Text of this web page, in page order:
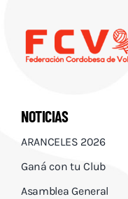
NOTICIAS
ARANCELES 2026
Ganá con tu Club
Asamblea General